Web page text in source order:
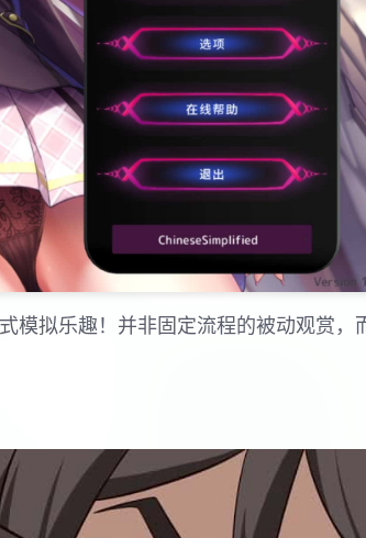
模拟乐趣！并非固定流程的被动观赏，